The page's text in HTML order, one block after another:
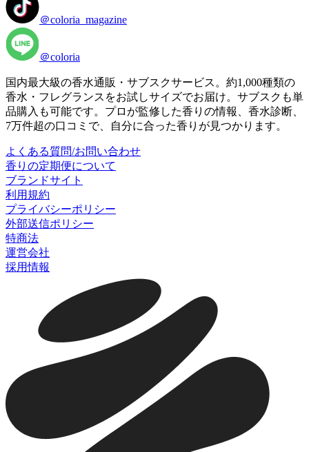
＠coloria_magazine
＠coloria
国内最大級の香水通販・サブスクサービス。約1,000種類の
香水・フレグランスをお試しサイズでお届け。サブスクも単
品購入も可能です。プロが監修した香りの情報、香水診断、
7万件超の口コミで、自分に合った香りが見つかります。
よくある質問/お問い合わせ
香りの定期便について
ブランドサイト
利用規約
プライバシーポリシー
外部送信ポリシー
特商法
運営会社
採用情報